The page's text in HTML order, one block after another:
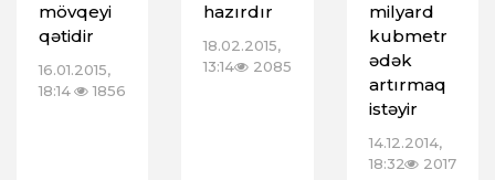
mövqeyi
qətidir
16.01.2015,
18:14
1856
hazırdır
18.02.2015,
13:14
2085
milyard
kubmetr
ədək
artırmaq
istəyir
14.12.2014,
18:32
2017